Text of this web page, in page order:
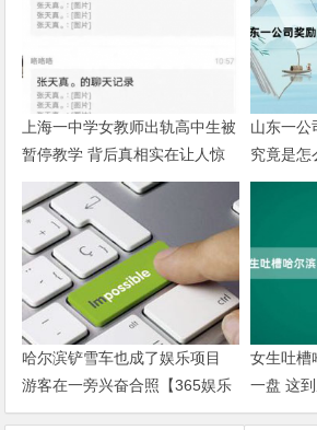
上海一中学女教师出轨高中生被
暂停教学 背后真相实在让人惊
愕【365娱乐资讯网】
山东一公
究竟是怎
讯网】
哈尔滨铲雪车也成了娱乐项目
游客在一旁兴奋合照【365娱乐
资讯网】
女生吐槽
一盘 这
娱乐资讯